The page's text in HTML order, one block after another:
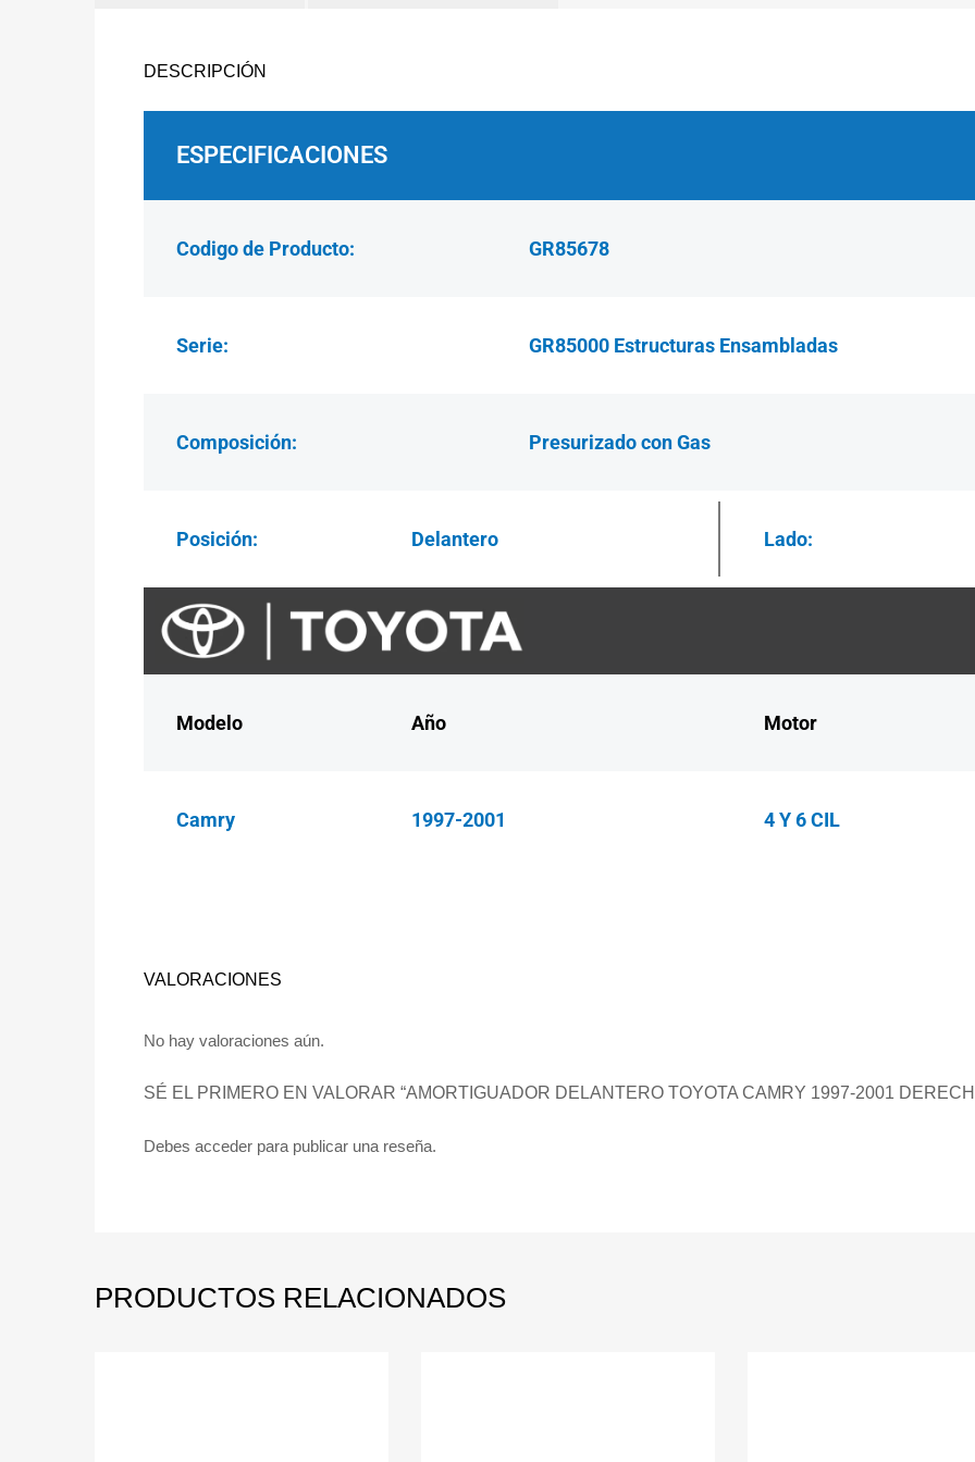
DESCRIPCIÓN
ESPECIFICACIONES
Codigo de Producto: GR85678
Serie: GR85000 Estructuras Ensambladas
Composición: Presurizado con Gas
Posición: Delantero Lado:
Modelo Año Motor
Camry 1997-2001 4 Y 6 CIL
VALORACIONES
No hay valoraciones aún.
SÉ EL PRIMERO EN VALORAR “AMORTIGUADOR DELANTERO TOYOTA CAMRY 1997-2001
Debes acceder para publicar una reseña.
PRODUCTOS RELACIONADOS